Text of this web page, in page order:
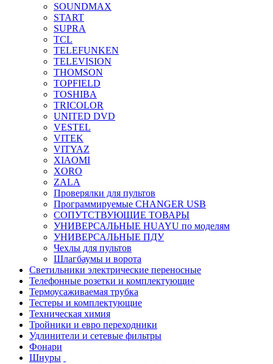
SOUNDMAX
START
SUPRA
TCL
TELEFUNKEN
TELEVISION
THOMSON
TOPFIELD
TOSHIBA
TRICOLOR
UNITED DVD
VESTEL
VITEK
VITYAZ
XIAOMI
XORO
ZALA
Проверялки для пультов
Программируемые CHANGER USB
СОПУТСТВУЮЩИЕ ТОВАРЫ
УНИВЕРСАЛЬНЫЕ HUAYU по моделям
УНИВЕРСАЛЬНЫЕ ПДУ
Чехлы для пультов
Шлагбаумы и ворота
Светильники электрические переносные
Телефонные розетки и комплектующие
Термоусаживаемая трубка
Тестеры и комплектующие
Техническая химия
Тройники и евро переходники
Удлинители и сетевые фильтры
Фонари
Шнуры